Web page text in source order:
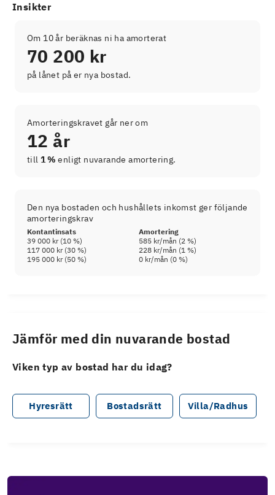
Insikter
Om 10 år beräknas ni ha amorterat
70 200 kr
på lånet på er nya bostad.
Amorteringskravet går ner om
12 år
till 1 % enligt nuvarande amortering.
Den nya bostaden och hushållets inkomst ger följande
amorteringskrav
Kontantinsats
Amortering
39 000 kr(10 %) 585 kr/mån (2 %)
117 000 kr(30 %) 228 kr/mån (1 %)
195 000 kr(50 %) 0 kr/mån (0 %)
Jämför med din nuvarande bostad
Viken typ av bostad har du idag?
Hyresrätt Bostadsrätt Villa/Radhus